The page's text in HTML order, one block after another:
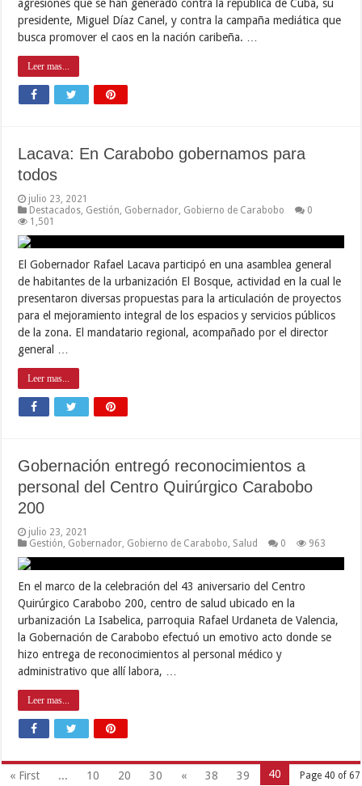
agresiones que se han generado contra la república de Cuba, su
presidente, Miguel Díaz Canel, y contra la campaña mediática que
busca promover el caos en la nación caribeña. …
Leer mas...
Lacava: En Carabobo gobernamos para
todos
julio 23, 2021
Destacados Gestión Gobernador Gobierno de Carabobo
0
1,501
El Gobernador Rafael Lacava participó en una asamblea general
de habitantes de la urbanización El Bosque, actividad en la cual le
presentaron diversas propuestas para la articulación de proyectos
para el mejoramiento integral de los espacios y servicios públicos
de la zona. El mandatario regional, acompañado por el director
general …
Leer mas...
Gobernación entregó reconocimientos a
personal del Centro Quirúrgico Carabobo
200
julio 23, 2021
Gestión Gobernador Gobierno de Carabobo Salud 0 963
En el marco de la celebración del 43 aniversario del Centro
Quirúrgico Carabobo 200, centro de salud ubicado en la
urbanización La Isabelica, parroquia Rafael Urdaneta de Valencia,
la Gobernación de Carabobo efectuó un emotivo acto donde se
hizo entrega de reconocimientos al personal médico y
administrativo que allí labora, …
Leer mas...
Page 40 of 67
« First ... 10 20 30 « 38 39
40